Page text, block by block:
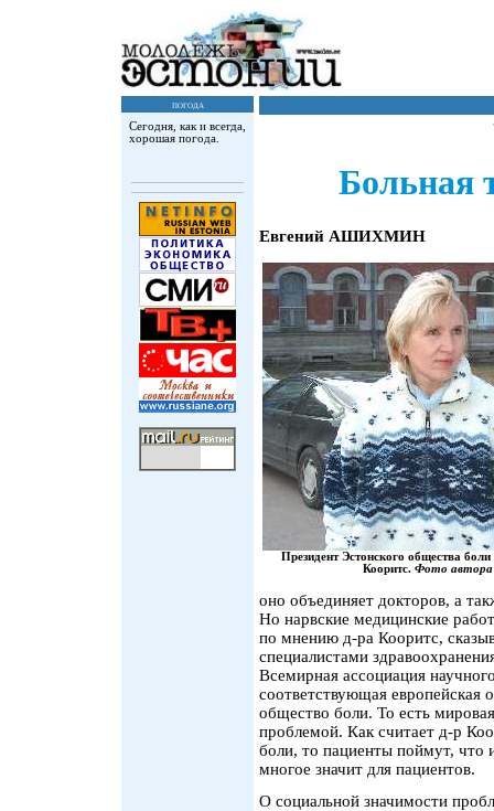
погода
Сегодня, как и всегда,
хорошая погода.
Больная
Евгений АШИХМИН
Президент Эстонского общества
Кооритс. Фото автора
оно объединяет докторов, а
Но нарвские медицинские
по мнению д-ра Кооритс,
специалистами
Всемирная ассоциация
соответствующая европейская
общество боли. То есть
проблемой. Как считает д-р
боли, то пациенты поймут, что
многое значит для пациентов.
О социальной значимости